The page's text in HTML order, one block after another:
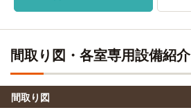
熊本保健科学大学(大学院)
東京アカデミー(熊本校)
熊本外語専門学校
間取り図・各室専用設備紹介
間取り図